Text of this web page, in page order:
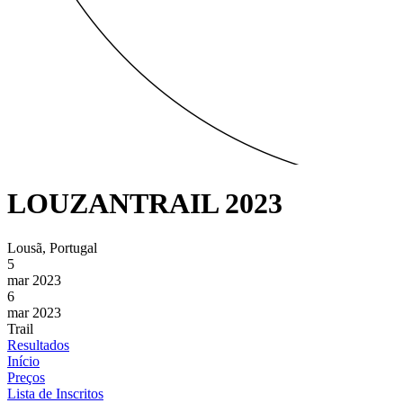
LOUZANTRAIL 2023
Lousã, Portugal
5
mar 2023
6
mar 2023
Trail
Resultados
Início
Preços
Lista de Inscritos